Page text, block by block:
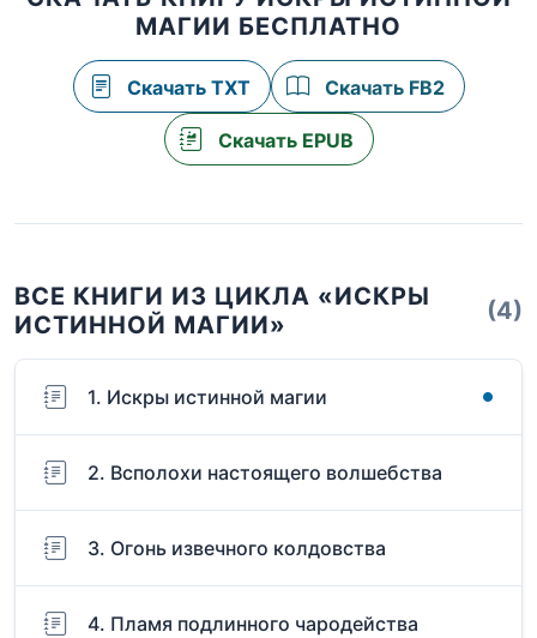
МАГИИ БЕСПЛАТНО
Скачать TXT Скачать FB2
Скачать EPUB
ВСЕ КНИГИ ИЗ ЦИКЛА «ИСКРЫ
ИСТИННОЙ МАГИИ»
(4)
1. Искры истинной магии
2. Всполохи настоящего волшебства
3. Огонь извечного колдовства
4. Пламя подлинного чародейства